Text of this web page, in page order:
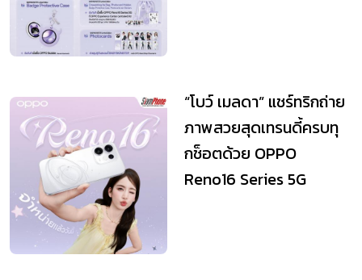
“โบว์ เมลดา” แชร์ทริกถ่าย
ภาพสวยสุดเทรนดี้ครบทุ
กช็อตด้วย OPPO
Reno16 Series 5G